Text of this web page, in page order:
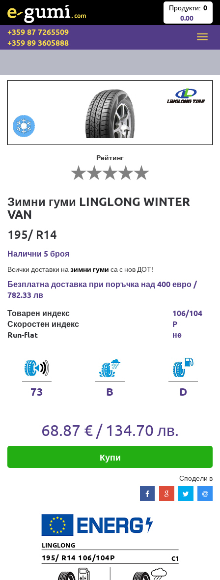
Продукти: 0
0.00
+359 87 7265509
+359 89 3605888
Рейтинг
Зимни гуми LINGLONG WINTER
VAN
195/ R14
Налични 5 броя
Всички доставки на зимни гуми са с нов ДОТ!
Безплатна доставка при поръчка над 400 евро /
782.33 лв
Товарен индекс
Скоростен индекс
Run-flat
106/104
P
не
73 B D
68.87 € / 134.70 лв.
Купи
Сподели в
LINGLONG
195/ R14 106/104P C1